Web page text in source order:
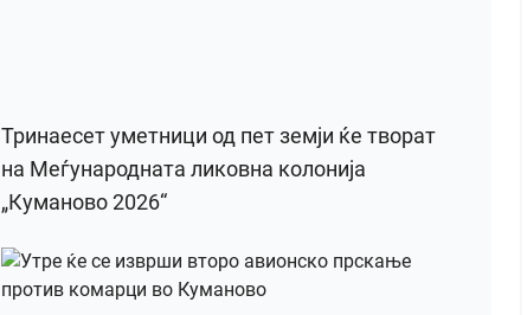
Тринаесет уметници од пет земји ќе творат
на Меѓународната ликовна колонија
„Куманово 2026“